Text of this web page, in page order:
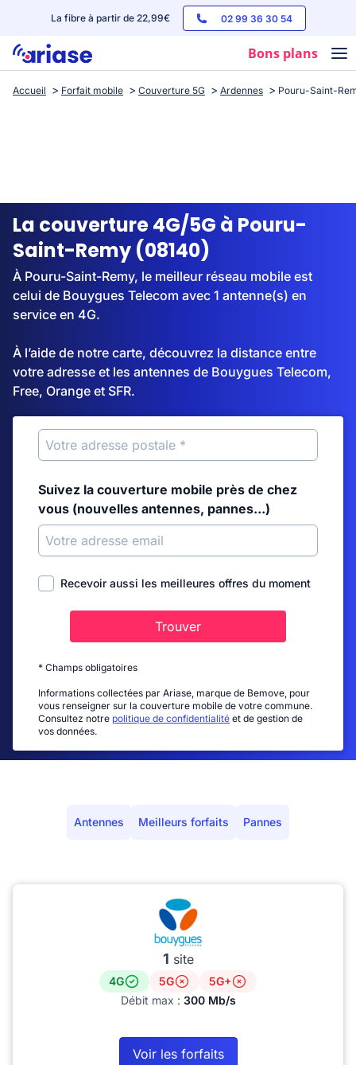
La fibre à partir de 22,99€ 02 99 36 30 54
Bons plans
Box internet
Streaming
Accueil Forfait mobile Couverture 5G Ardennes Pouru-Saint-
La couverture 4G/5G à Pouru-
Saint-Remy (08140)
À Pouru-Saint-Remy, le meilleur réseau mobile est
celui de Bouygues Telecom avec 1 antenne(s) en
service en 4G.
À l’aide de notre carte, découvrez la distance entre
votre adresse et les antennes de Bouygues Telecom,
Free, Orange et SFR.
Suivez la couverture mobile près de chez
vous (nouvelles antennes, pannes...)
Recevoir aussi les meilleures offres du moment
Trouver
* Champs obligatoires
Informations collectées par Ariase, marque de Bemove, pour
vous renseigner sur la couverture mobile de votre commune.
Consultez notre politique de confidentialité et de gestion de
vos données.
Antennes Meilleurs forfaits Pannes
1 site
4G 5G
5G+
Débit max : 300 Mb/s
Voir les forfaits